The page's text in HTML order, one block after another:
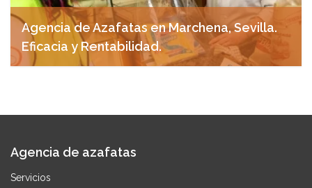
Agencia de Azafatas en Marchena, Sevilla.
Eficacia y Rentabilidad.
Agencia de azafatas
Servicios